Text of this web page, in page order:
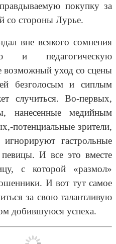
покупку за
со стороны Лурье.
вне всякого сомнения
и педагогическую
возможный уход со сцены
безголосым и сиплым
случиться. Во-первых,
нанесенные медийным
потенциальные зрители,
гастрольные
певицы. И все это вместе
с которой «размол»
И вот тут самое
за свою талантливую
добившуюся успеха.